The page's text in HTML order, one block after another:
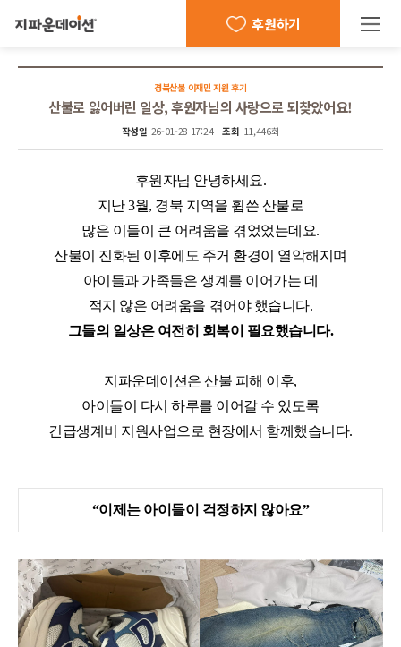
후원하기
경북산불 이재민 지원 후기
산불로 잃어버린 일상, 후원자님의 사랑으로 되찾았어요!
작성일 26-01-28 17:24 조회 11,446회
후원자님 안녕하세요.
지난3월, 경북 지역을 휩쓴 산불로
많은 이들이 큰 어려움을 겪었었는데요.
산불이 진화된 이후에도 주거 환경이 열악해지며
아이들과 가족들은 생계를 이어가는 데
적지 않은 어려움을 겪어야 했습니다.
그들의 일상은 여전히 회복이 필요했습니다.
지파운데이션은 산불 피해 이후,
아이들이 다시 하루를 이어갈 수 있도록
긴급생계비 지원사업으로 현장에서 함께했습니다.
“이제는 아이들이 걱정하지 않아요”